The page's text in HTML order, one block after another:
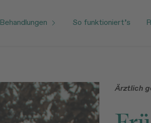
Behandlungen
So funktioniert’s
Ärztlich